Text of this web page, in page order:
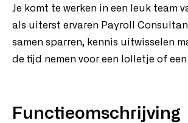
Je komt te werken in een leuk team
als uiterst ervaren Payroll
samen sparren, kennis uitwisselen
de tijd nemen voor een lolletje of
Functieomschrijving